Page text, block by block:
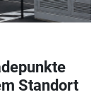
Standort